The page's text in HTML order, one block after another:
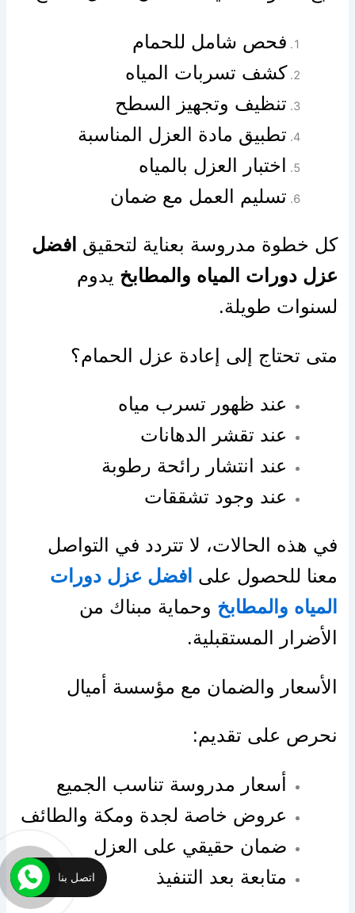
فحص شامل للحمام
كشف تسربات المياه
تنظيف وتجهيز السطح
تطبيق مادة العزل المناسبة
اختبار العزل بالمياه
تسليم العمل مع ضمان
كل خطوة مدروسة بعناية لتحقيق افضل
عزل دورات المياه والمطابخ يدوم
لسنوات طويلة.
متى تحتاج إلى إعادة عزل الحمام؟
عند ظهور تسرب مياه
عند تقشر الدهانات
عند انتشار رائحة رطوبة
عند وجود تشققات
في هذه الحالات، لا تتردد في التواصل
معنا للحصول على افضل عزل دورات
المياه والمطابخ وحماية مبناك من
الأضرار المستقبلية.
الأسعار والضمان مع مؤسسة أميال
نحرص على تقديم:
أسعار مدروسة تناسب الجميع
عروض خاصة لجدة ومكة والطائف
ضمان حقيقي على العزل
متابعة بعد التنفيذ
اتصل بنا